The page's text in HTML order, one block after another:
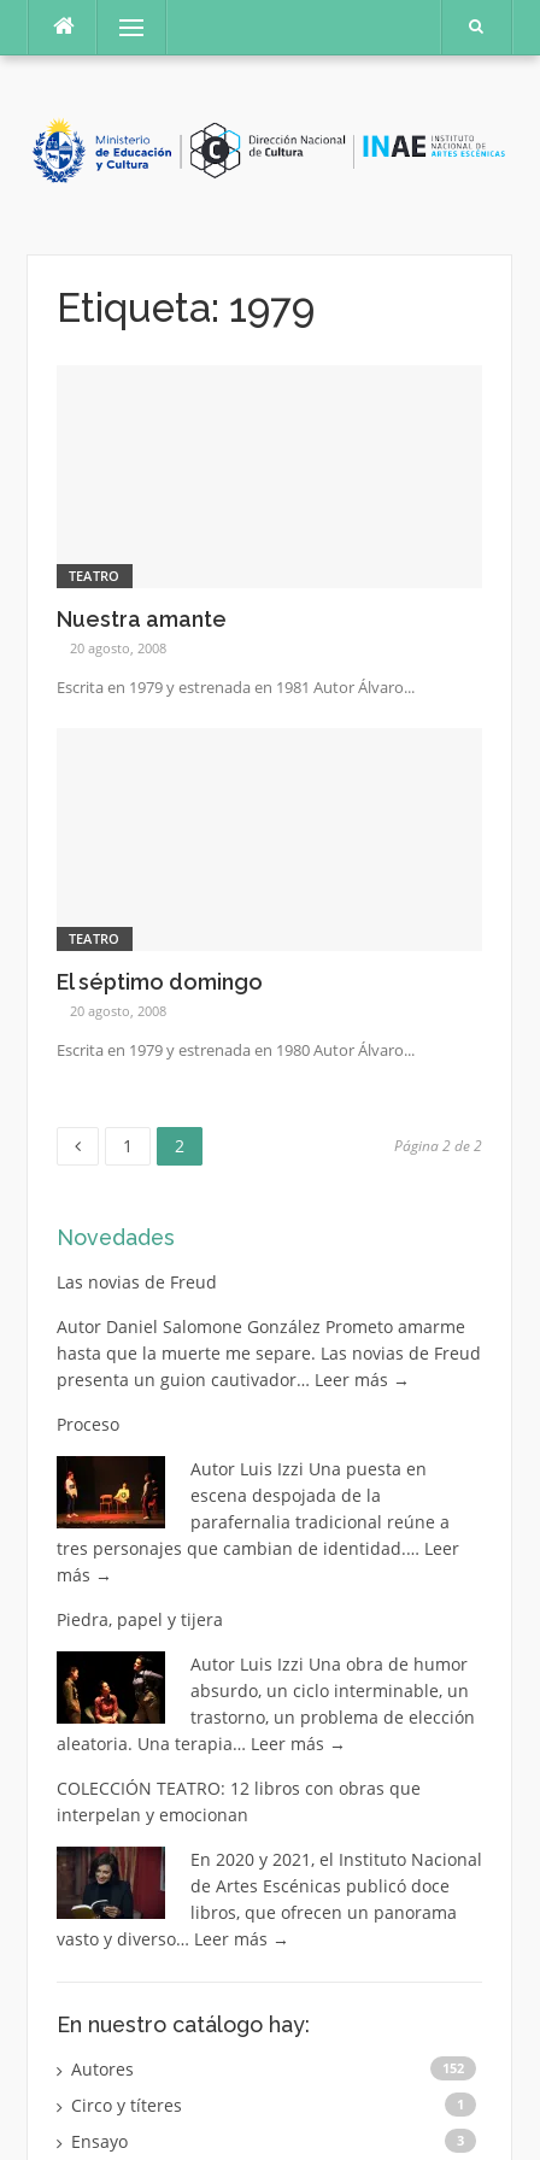
contenido
Menú
Etiqueta: 1979
TEATRO
Nuestra amante
20 agosto, 2008
Escrita en 1979 y estrenada en 1981 Autor Álvaro...
TEATRO
El séptimo domingo
20 agosto, 2008
Escrita en 1979 y estrenada en 1980 Autor Álvaro...
Paginación
entradas
Página
1 Página
2 Página 2 de 2
Novedades
Las novias de Freud
Autor Daniel Salomone González Prometo amarme
hasta que la muerte me separe. Las novias de Freud
presenta un guion cautivador… Leer más →
Proceso
Autor Luis Izzi Una puesta en
escena despojada de la
parafernalia tradicional reúne a
tres personajes que cambian de identidad.… Leer
más →
Piedra, papel y tijera
Autor Luis Izzi Una obra de humor
absurdo, un ciclo interminable, un
trastorno, un problema de elección
aleatoria. Una terapia… Leer más →
COLECCIÓN TEATRO: 12 libros con obras que
interpelan y emocionan
En 2020 y 2021, el Instituto Nacional
de Artes Escénicas publicó doce
libros, que ofrecen un panorama
vasto y diverso… Leer más →
En nuestro catálogo hay:
Autores 152
Circo y títeres 1
Ensayo 3